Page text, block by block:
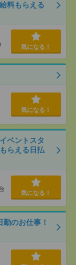
料もらえる
気になる！
気になる！
ベントスタ
らえる日払
気になる！
のお仕事！